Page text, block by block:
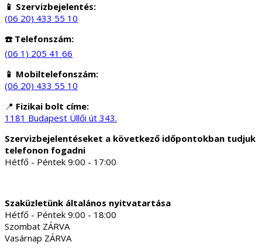
📱 Szervizbejelentés:
(06 20) 433 55 10
☎️ Telefonszám:
(06 1) 205 41 66
📱 Mobiltelefonszám:
(06 20) 433 55 10
📍 Fizikai bolt címe:
1181 Budapest Üllői út 343.
Szervizbejelentéseket a következő időpontokban tudjuk
telefonon fogadni
Hétfő - Péntek 9:00 - 17:00
Szaküzletünk általános nyitvatartása
Hétfő - Péntek 9:00 - 18:00
Szombat ZÁRVA
Vasárnap ZÁRVA